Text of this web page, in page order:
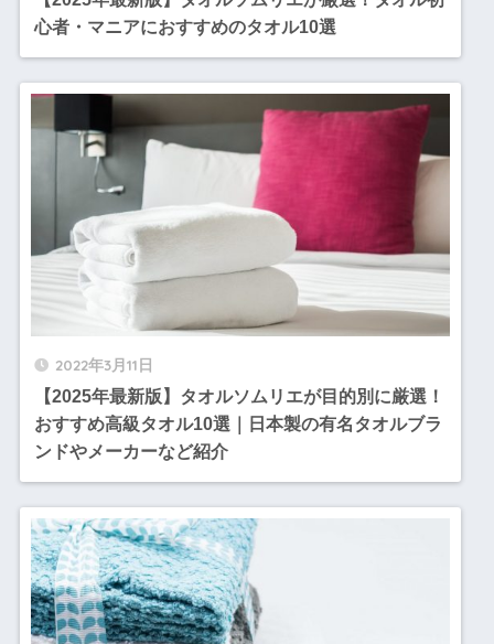
心者・マニアにおすすめのタオル10選
2022年3月11日
【2025年最新版】タオルソムリエが目的別に厳選！
おすすめ高級タオル10選｜日本製の有名タオルブラ
ンドやメーカーなど紹介